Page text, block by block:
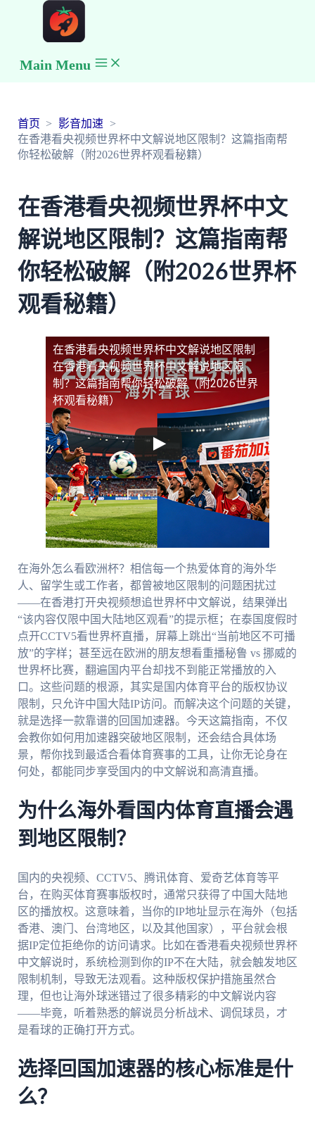
Main Menu
首页
影音加速
在香港看央视频世界杯中文解说地区限制？这篇指南帮
你轻松破解（附2026世界杯观看秘籍）
在香港看央视频世界杯中文
解说地区限制？这篇指南帮
你轻松破解（附2026世界杯
观看秘籍）
在香港看央视频世界杯中文解说地区限制
在香港看央视频世界杯中文解说地区限
制？这篇指南帮你轻松破解（附2026世界
杯观看秘籍）
在海外怎么看欧洲杯？相信每一个热爱体育的海外华
人、留学生或工作者，都曾被地区限制的问题困扰过
——在香港打开央视频想追世界杯中文解说，结果弹出
“该内容仅限中国大陆地区观看”的提示框；在泰国度假时
点开CCTV5看世界杯直播，屏幕上跳出“当前地区不可播
放”的字样；甚至远在欧洲的朋友想看重播秘鲁 vs 挪威的
世界杯比赛，翻遍国内平台却找不到能正常播放的入
口。这些问题的根源，其实是国内体育平台的版权协议
限制，只允许中国大陆IP访问。而解决这个问题的关键，
就是选择一款靠谱的回国加速器。今天这篇指南，不仅
会教你如何用加速器突破地区限制，还会结合具体场
景，帮你找到最适合看体育赛事的工具，让你无论身在
何处，都能同步享受国内的中文解说和高清直播。
为什么海外看国内体育直播会遇
到地区限制？
国内的央视频、CCTV5、腾讯体育、爱奇艺体育等平
台，在购买体育赛事版权时，通常只获得了中国大陆地
区的播放权。这意味着，当你的IP地址显示在海外（包括
香港、澳门、台湾地区，以及其他国家），平台就会根
据IP定位拒绝你的访问请求。比如在香港看央视频世界杯
中文解说时，系统检测到你的IP不在大陆，就会触发地区
限制机制，导致无法观看。这种版权保护措施虽然合
理，但也让海外球迷错过了很多精彩的中文解说内容
——毕竟，听着熟悉的解说员分析战术、调侃球员，才
是看球的正确打开方式。
选择回国加速器的核心标准是什
么？